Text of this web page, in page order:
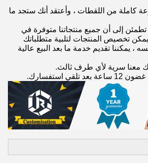
كاملة من اللقطات ، وأعتقد أنك ستجد ما
تطمئن إلى أن جميع منتجاتنا متوفرة في
تخصيص المنتجات لتلبية متطلباتك
، يمكننا تقديم خدمة ما بعد البيع عالية